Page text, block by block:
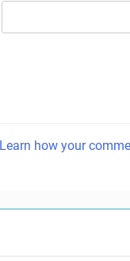
Learn how your